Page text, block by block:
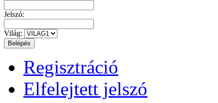
Jelszó:
Világ:
Regisztráció
Elfelejtett jelszó